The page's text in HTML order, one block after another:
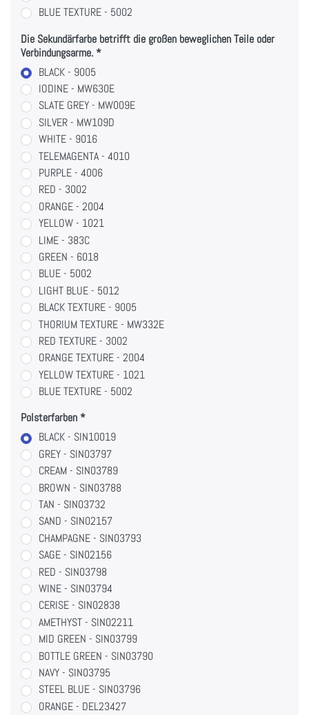
BLUE TEXTURE - 5002
Die Sekundärfarbe betrifft die großen beweglichen Teile oder
Verbindungsarme.
BLACK - 9005
IODINE - MW630E
SLATE GREY - MW009E
SILVER - MW109D
WHITE - 9016
TELEMAGENTA - 4010
PURPLE - 4006
RED - 3002
ORANGE - 2004
YELLOW - 1021
LIME - 383C
GREEN - 6018
BLUE - 5002
LIGHT BLUE - 5012
BLACK TEXTURE - 9005
THORIUM TEXTURE - MW332E
RED TEXTURE - 3002
ORANGE TEXTURE - 2004
YELLOW TEXTURE - 1021
BLUE TEXTURE - 5002
Polsterfarben
BLACK - SIN10019
GREY - SIN03797
CREAM - SIN03789
BROWN - SIN03788
TAN - SIN03732
SAND - SIN02157
CHAMPAGNE - SIN03793
SAGE - SIN02156
RED - SIN03798
WINE - SIN03794
CERISE - SIN02838
AMETHYST - SIN02211
MID GREEN - SIN03799
BOTTLE GREEN - SIN03790
NAVY - SIN03795
STEEL BLUE - SIN03796
ORANGE - DEL23427